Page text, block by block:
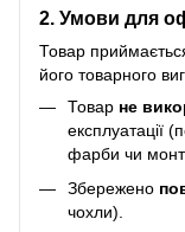
2. Умови для
Товар
його товарного
Товар не
експлуатації
фарби чи
Збережено
чохли).